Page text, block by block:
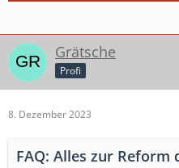
Grätsche
Profi
8. Dezember 2023
FAQ: Alles zur Reform